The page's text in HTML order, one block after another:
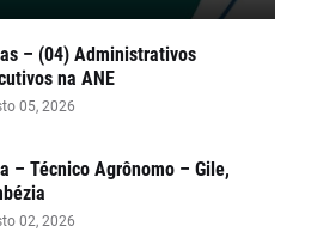
– (04) Administrativos
na ANE
05, 2026
– Técnico Agrônomo – Gile,
02, 2026